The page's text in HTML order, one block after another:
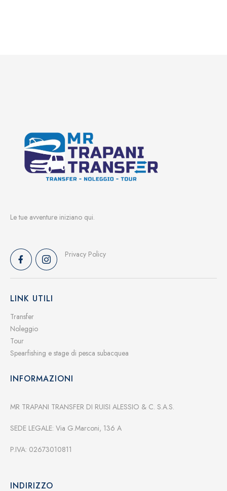
Le tue avventure iniziano qui.
Privacy Policy
LINK UTILI
Transfer
Noleggio
Tour
Spearfishing e stage di pesca subacquea
INFORMAZIONI
MR TRAPANI TRANSFER DI RUISI ALESSIO & C. S.A.S.
SEDE LEGALE: Via G.Marconi, 136 A
P.IVA: 02673010811
INDIRIZZO